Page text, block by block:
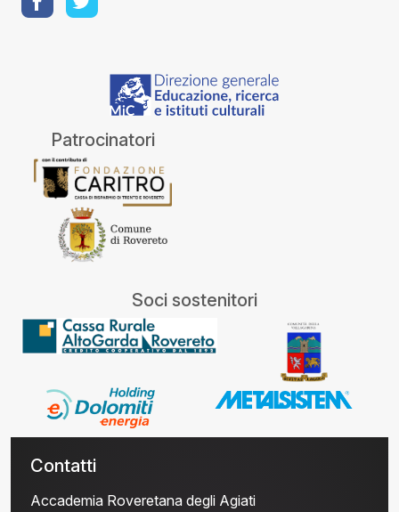
Patrocinatori
Soci sostenitori
Contatti
Accademia Roveretana degli Agiati